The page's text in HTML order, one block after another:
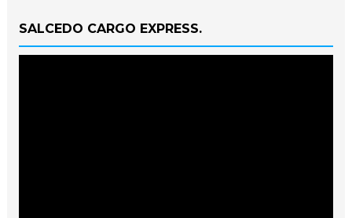
SALCEDO CARGO EXPRESS.